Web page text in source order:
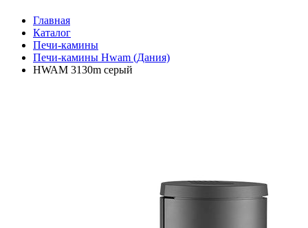
Главная
Каталог
Печи-камины
Печи-камины Hwam (Дания)
HWAM 3130m серый